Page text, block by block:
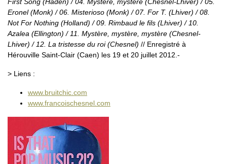
First Song (Haden) / 04. Mystère, mystère (Chesnel-Lhiver) / 05.
Eronel (Monk) / 06. Misterioso (Monk) / 07. For T. (Lhiver) / 08.
Not For Nothing (Holland) / 09. Rimbaud le fils (Lhiver) / 10.
Azalea (Ellington) / 11. Mystère, mystère, mystère (Chesnel-
Lhiver) / 12. La tristesse du roi (Chesnel) // Enregistré à
Hérouville Saint-Clair (Caen) les 19 et 20 juillet 2012.-
> Liens :
www.bruitchic.com
www.francoischesnel.com